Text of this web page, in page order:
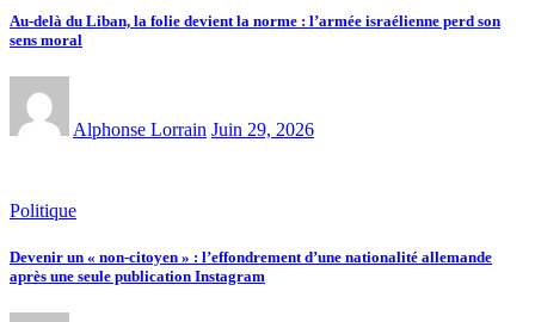
Au-delà du Liban, la folie devient la norme : l’armée israélienne perd son
sens moral
Alphonse Lorrain Juin 29, 2026
Politique
Devenir un « non-citoyen » : l’effondrement d’une nationalité allemande
après une seule publication Instagram